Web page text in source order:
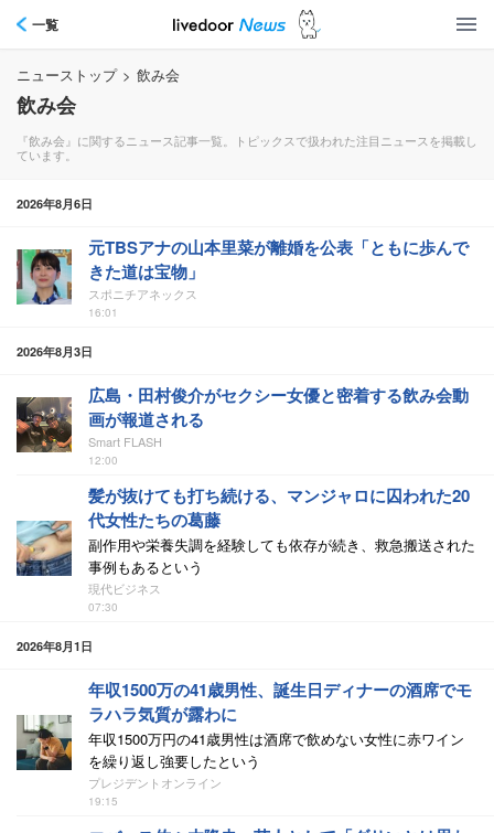
一覧
ニューストップ > 飲み会
飲み会
『飲み会』に関するニュース記事一覧。トピックスで扱われた注目ニュースを掲載し
ています。
2026年8月6日
元TBSアナの山本里菜が離婚を公表「ともに歩んで
きた道は宝物」
スポニチアネックス
16:01
2026年8月3日
広島・田村俊介がセクシー女優と密着する飲み会動
画が報道される
Smart FLASH
12:00
髪が抜けても打ち続ける、マンジャロに囚われた20
代女性たちの葛藤
副作用や栄養失調を経験しても依存が続き、救急搬送された
事例もあるという
現代ビジネス
07:30
2026年8月1日
年収1500万の41歳男性、誕生日ディナーの酒席でモ
ラハラ気質が露わに
年収1500万円の41歳男性は酒席で飲めない女性に赤ワイン
を繰り返し強要したという
プレジデントオンライン
19:15